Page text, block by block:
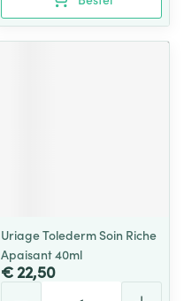
Uriage Tolederm Soin Riche
Apaisant 40ml
€ 22,50